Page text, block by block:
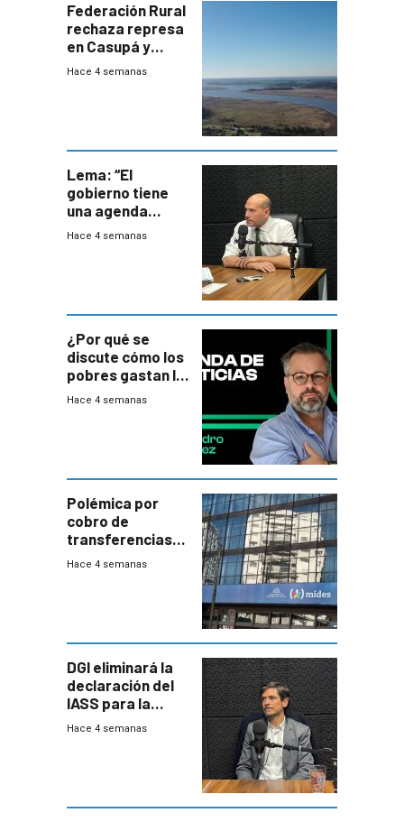
Federación Rural
rechaza represa
en Casupá y
firma demanda
Hace 4 semanas
Lema: “El
gobierno tiene
una agenda
destructiva”
Hace 4 semanas
¿Por qué se
discute cómo los
pobres gastan la
plata?
Hace 4 semanas
Polémica por
cobro de
transferencias
del Mides en
Hace 4 semanas
DGI eliminará la
declaración del
IASS para la
mayoría de los
Hace 4 semanas